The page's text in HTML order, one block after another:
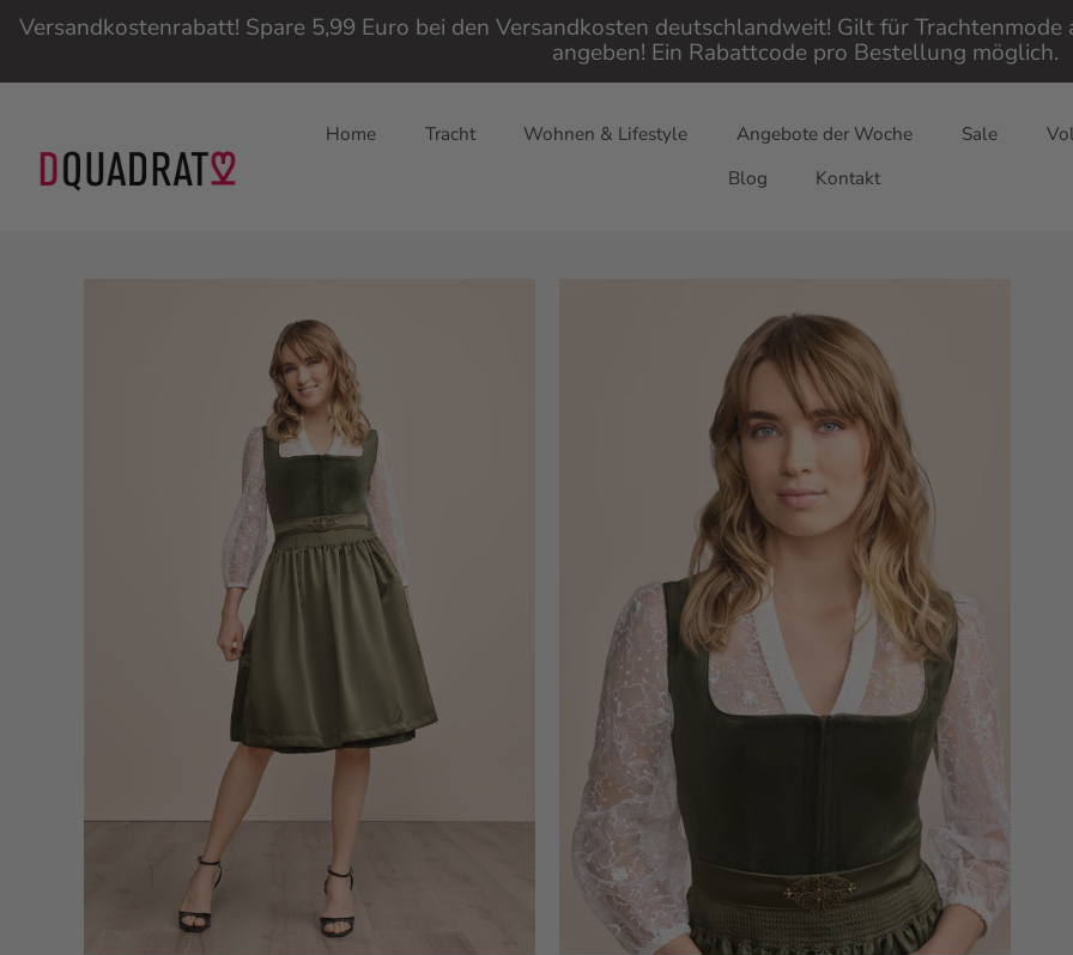
Versandkostenrabatt! Spare 5,99 Euro bei den Versandkosten deutschlandweit! Gilt für
angeben! Ein Rabattcode pro Bestellung möglich.
Home Tracht Wohnen & Lifestyle Angebote der Woche Sale
Blog
Kontakt